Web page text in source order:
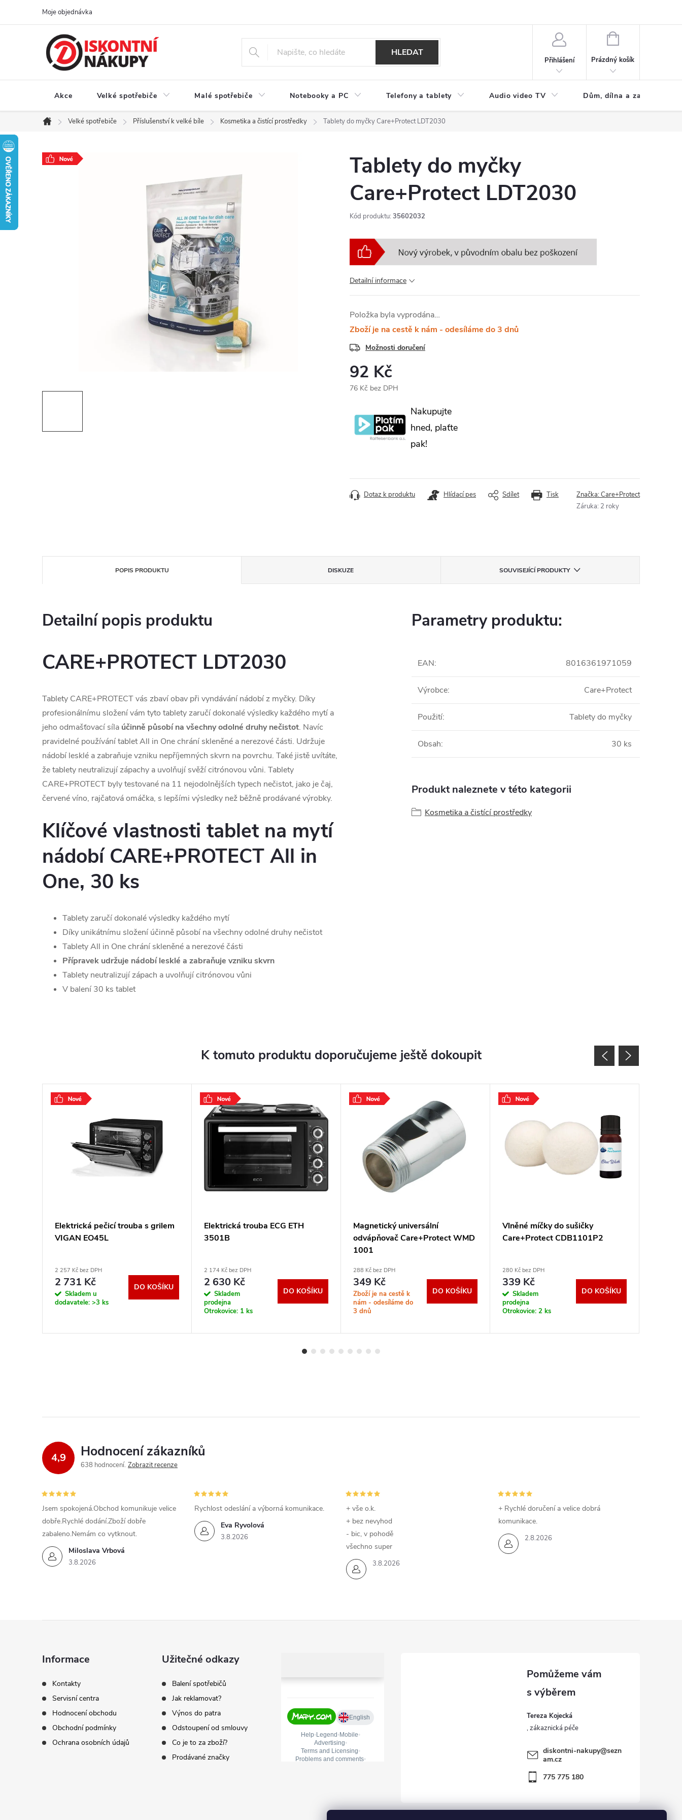
Moje objednávka
HLEDAT
Přihlášení
NÁKUPNÍ
Prázdný košík
Akce Velké spotřebiče Malé spotřebiče Notebooky a PC Telefony a tablety Audio video TV Dům, dílna a zahrada
Domů
Velké spotřebiče Příslušenství k velké bíle Kosmetika a čistící prostředky Tablety do myčky Care+Protect LDT2030
Tablety do myčky
Care+Protect LDT2030
Kód produktu: 35602032
Detailní informace
Položka byla vyprodána…
Zboží je na cestě k nám - odesíláme do 3 dnů
Možnosti doručení
92 Kč
76 Kč bez DPH
Nakupujte
hned, plaťte
pak!
Tisk
Dotaz k produktu Hlídací pes Sdílet Značka:Care+Protect
Záruka: 2 roky
POPIS PRODUKTU DISKUZE SOUVISEJÍCÍ PRODUKTY
Detailní popis produktu
CARE+PROTECT LDT2030
Tablety CARE+PROTECT vás zbaví obav při vyndávání nádobí z myčky. Díky
profesionálnímu složení vám tyto tablety zaručí dokonalé výsledky každého mytí a
jeho odmašťovací síla účinně působí na všechny odolné druhy nečistot. Navíc
pravidelné používání tablet All in One chrání skleněné a nerezové části. Udržuje
nádobí lesklé a zabraňuje vzniku nepříjemných skvrn na povrchu. Také jistě uvítáte,
že tablety neutralizují zápachy a uvolňují svěží citrónovou vůni. Tablety
CARE+PROTECT byly testované na 11 nejodolnějších typech nečistot, jako je čaj,
červené víno, rajčatová omáčka, s lepšími výsledky než běžně prodávané výrobky.
Klíčové vlastnosti tablet na mytí
nádobí CARE+PROTECT All in
One, 30 ks
Tablety zaručí dokonalé výsledky každého mytí
Díky unikátnímu složení účinně působí na všechny odolné druhy nečistot
Tablety All in One chrání skleněné a nerezové části
Přípravek udržuje nádobí lesklé a zabraňuje vzniku skvrn
Tablety neutralizují zápach a uvolňují citrónovou vůni
V balení 30 ks tablet
Parametry produktu:
EAN: 8016361971059
Výrobce: Care+Protect
Použití: Tablety do myčky
Obsah: 30 ks
Produkt naleznete v této kategorii
Kosmetika a čistící prostředky
K tomuto produktu doporučujeme ještě dokoupit
Elektrická pečicí trouba s grilem
VIGAN EO45L
2 257 Kč bez DPH
2 731 Kč
Skladem u
dodavatele: >3 ks
DO KOŠÍKU
Elektrická trouba ECG ETH
3501B
2 174 Kč bez DPH
2 630 Kč
Skladem
prodejna
Otrokovice: 1 ks
DO KOŠÍKU
Magnetický universální
odvápňovač Care+Protect WMD
1001
288 Kč bez DPH
349 Kč
Zboží je na cestě k
nám - odesíláme do
3 dnů
DO KOŠÍKU
Vlněné míčky do sušičky
Care+Protect CDB1101P2
280 Kč bez DPH
339 Kč
Skladem
prodejna
Otrokovice: 2 ks
DO KOŠÍKU
4,9 Hodnocení zákazníků
638 hodnocení Zobrazit recenze
Miloslava Vrbová
3.8.2026
Jsem spokojená.Obchod komunikuje velice
dobře.Rychlé dodání.Zboží dobře
zabaleno.Nemám co vytknout.
Eva Ryvolová
3.8.2026
Rychlost odeslání a výborná komunikace.
3.8.2026
+ vše o.k.
+ bez nevyhod
- bic, v pohodě
všechno super
2.8.2026
+ Rychlé doručení a velice dobrá
komunikace.
Informace
Kontakty
Servisní centra
Hodnocení obchodu
Obchodní podmínky
Ochrana osobních údajů
Užitečné odkazy
Balení spotřebičů
Jak reklamovat?
Výnos do patra
Odstoupení od smlouvy
Co je to za zboží?
Prodávané značky
Tereza Kojecká
diskontni-nakupy@sezn
am.cz
775 775 180